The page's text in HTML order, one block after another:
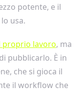
potente, e il
usa.
proprio lavoro, ma
pubblicarlo. È in
che si gioca il
il workflow che